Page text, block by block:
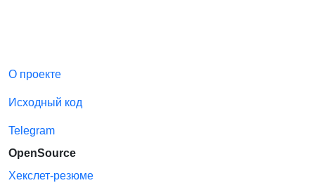
О проекте
Исходный код
Telegram
OpenSource
Хекслет-резюме